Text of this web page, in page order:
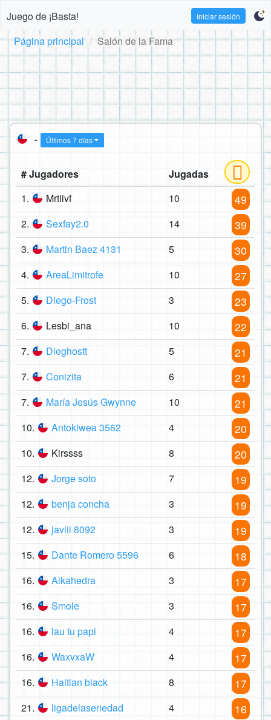
Juego de ¡Basta! Iniciar sesión
Página principal Salón de la Fama
- Últimos 7 días
# Jugadores
Jugadas
1.
Mrtiivf 10 49
2. Sexfay2.0 14 39
3. Martin Baez 4131 5 30
4. AreaLimitrofe 10 27
5. Diego-Frost 3 23
6. Lesbi_ana 10 22
7. Dieghostt 5 21
7. Conizita 6 21
7. María Jesús Gwynne 10 21
10. Antokiwea 3562 4 20
10. Kirssss 8 20
12. Jorge soto 7 19
12. benja concha 3 19
12. javiii 8092 3 19
15. Dante Romero 5596 6 18
16. Alkahedra 3 17
16. Smole 3 17
16. lau tu papi 4 17
16. WaxvxaW 4 17
16. Haitian black 8 17
21. ligadelaseriedad 4 16